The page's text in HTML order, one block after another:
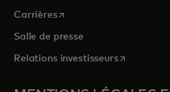
Carrièress’ouvre dans un nouvel
Salle de presse
Relations investisseurss’ouvre